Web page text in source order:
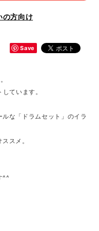
の方向け
Save
ています。
な「ドラムセット」のイラ
スメ。
^^